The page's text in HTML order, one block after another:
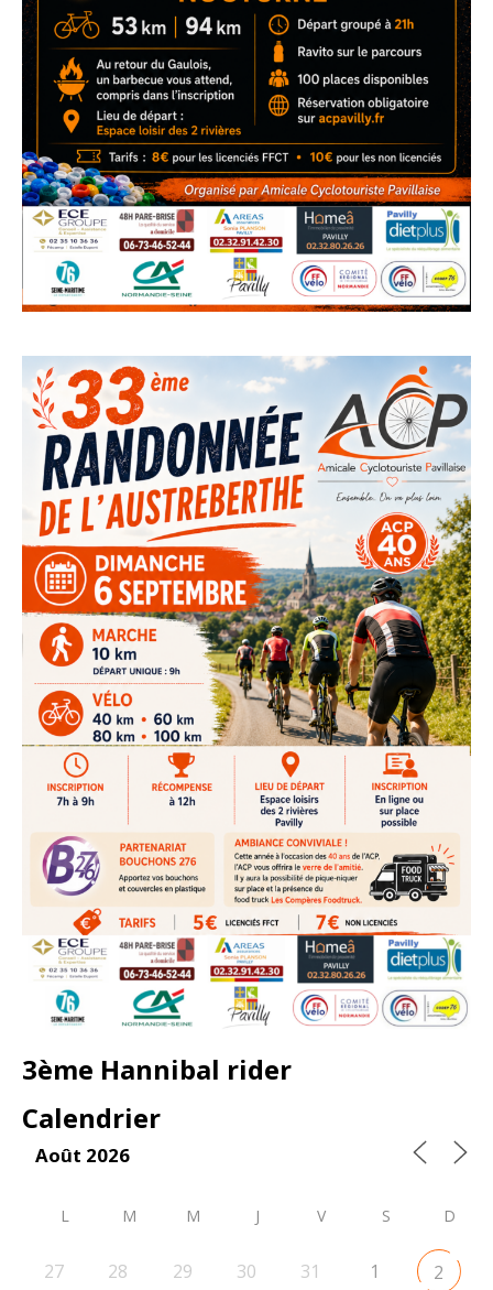
3ème Hannibal rider
Calendrier
Août 2026
L M M J V S D
27 28 29 30 31 1 2